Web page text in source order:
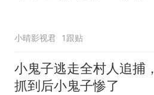
小晴影视君 1跟贴
小鬼子逃走全村人追捕，
抓到后小鬼子惨了